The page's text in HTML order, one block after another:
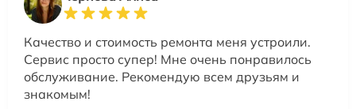
Качество и стоимость ремонта меня устроили.
Сервис просто супер! Мне очень понравилось
обслуживание. Рекомендую всем друзьям и
знакомым!